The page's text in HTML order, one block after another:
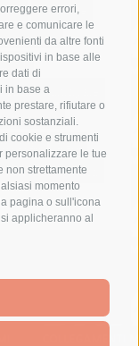
errori,
e comunicare le
da altre fonti
in base alle
dati di
in base a
prestare, rifiutare o
sostanziali.
cookie e strumenti
personalizzare le tue
non strettamente
momento
pagina o sull'icona
applicheranno al
incidente
lubrense
municipale
treni
vincenzo de luca